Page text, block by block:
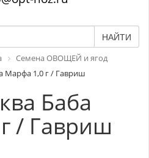
НАЙТИ
Семена ОВОЩЕЙ и ягод
Марфа 1,0 г / Гавриш
Баба
/ Гавриш